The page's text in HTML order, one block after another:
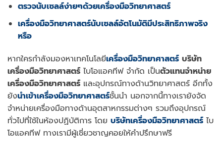
ตรวจนับเซลล์ง่ายๆด้วยเครื่องมือวิทยาศาสตร์
เครื่องมือวิทยาศาสตร์นับเซลล์อัตโนมัติมีประสิทธิภาพจริง
หรือ
หากใครกำลังมองหาเทคโนโลยีเครื่องมือวิทยาศาสตร์ บริษัท
เครื่องมือวิทยาศาสตร์ ไบโอแอคทีฟ จำกัด เป็นตัวแทนจำหน่าย
เครื่องมือวิทยาศาสตร์ และอุปกรณ์ทางด้านวิทยาศาสตร์ อีกทั้ง
ยังนำเข้าเครื่องมือวิทยาศาสตร์ชั้นนำ นอกจากนี้ทางเรายังจัด
จำหน่ายเครื่องมือทางด้านอุตสาหกรรมต่างๆ รวมถึงอุปกรณ์
ทั่วไปที่ใช้ในห้องปฏิบัติการ โดย บริษัทเครื่องมือวิทยาศาสตร์ ไบ
โอแอคทีฟ ทางเรามีผู้เชี่ยวชาญคอยให้คำปรึกษาฟรี